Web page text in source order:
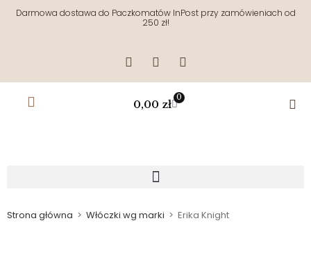
Darmowa dostawa do Paczkomatów InPost przy zamówieniach od
250 zł!
0,00 zł
0
Strona główna > Włóczki wg marki > Erika Knight